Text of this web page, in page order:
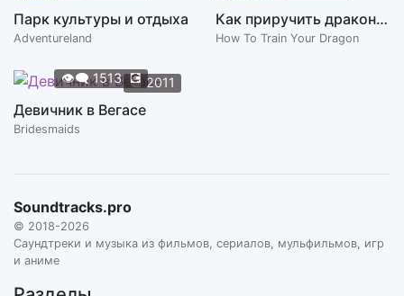
Парк культуры и отдыха
Adventureland
Как приручить дракона 1
How To Train Your Dragon
📆 2011
👁️‍🗨️1513 💽
Девичник в Вегасе
Bridesmaids
Soundtracks.pro
© 2018-2026
Саундтреки и музыка из фильмов, сериалов, мульфильмов, игр
и аниме